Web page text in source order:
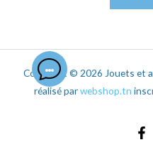
Copyright © 2026 Jouets et
réalisé parwebshop.tn